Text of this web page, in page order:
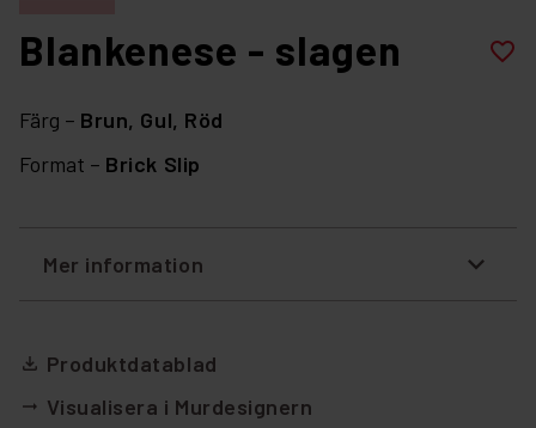
Blankenese - slagen favorite_border
Färg – Brun, Gul, Röd
Format – Brick Slip
Mer information
file_download Produktdatablad
arrow_right_alt Visualisera i Murdesignern